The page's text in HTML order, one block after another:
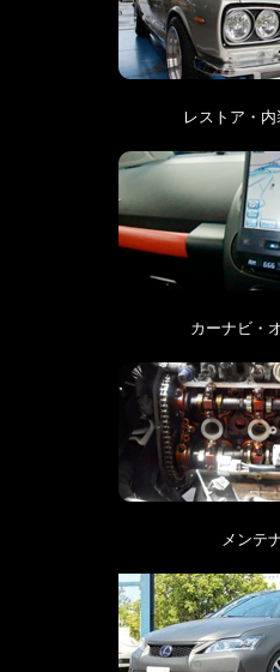
レストア・
カーナビ・
メンテ